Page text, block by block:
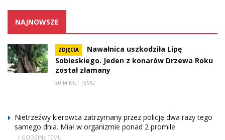
NAJNOWSZE
ZDJĘCIA
Nawałnica uszkodziła Lipę
Sobieskiego. Jeden z konarów Drzewa Roku
został złamany
50 MINUT TEMU
Nietrzeźwy kierowca zatrzymany przez policję dwa razy tego
samego dnia. Miał w organizmie ponad 2 promile
1 GODZINĘ TEMU